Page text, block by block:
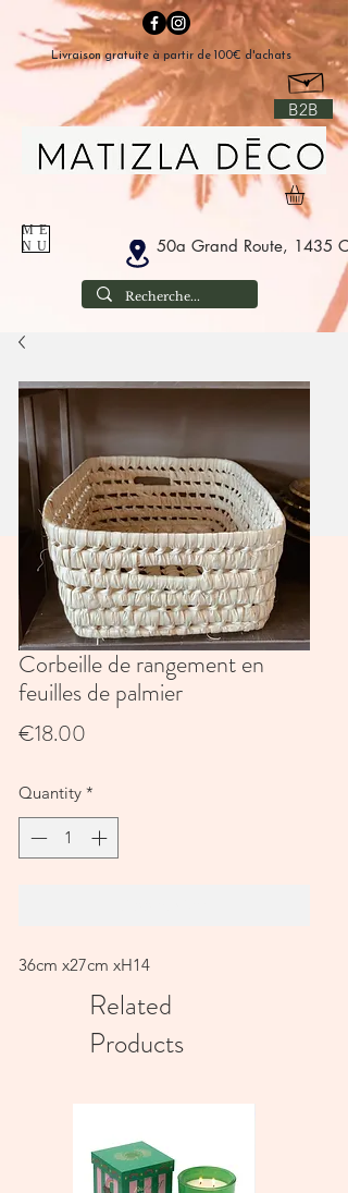
B2B
50a Grand Route, 1435
ME
NU
Livraison gratuite à partir de 100€ d'achats
Corbeille de rangement en
feuilles de palmier
€18.00
Quantity *
36cm x27cm xH14
Related
Products